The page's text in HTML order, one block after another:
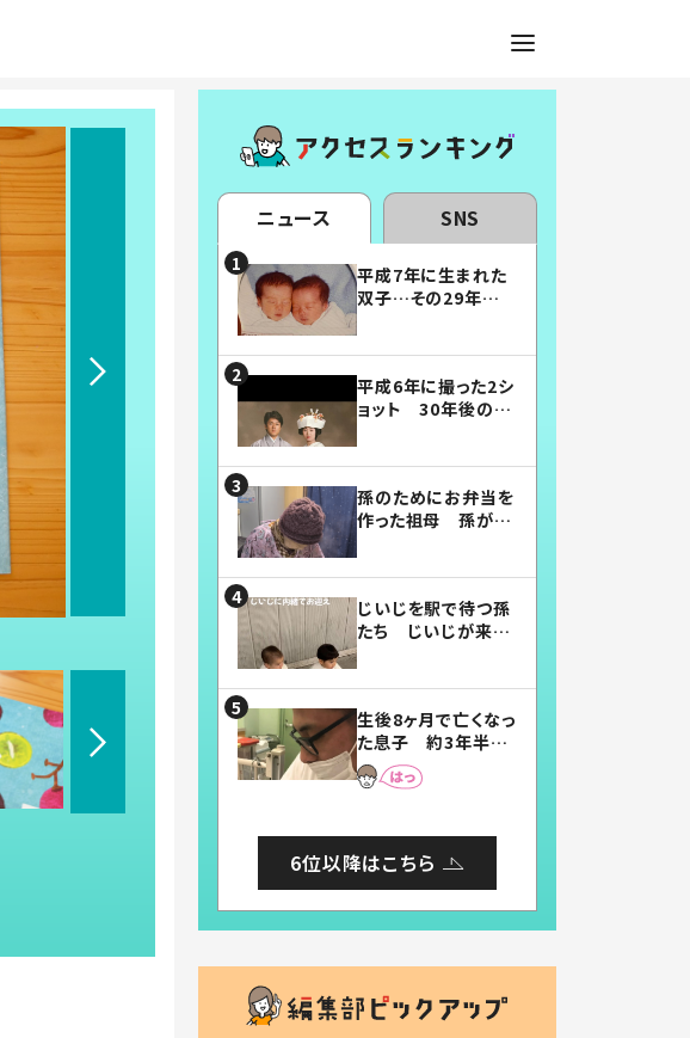
ニュース SNS
平成7年に生まれた
双子…その29年後
平成6年に撮った2シ
ョット 30年後の姿
孫のためにお弁当を
作った祖母 孫が絶
じいじを駅で待つ孫
たち じいじが来た
まらない」「幸せにな
れる」
生後8ヶ月で亡くなっ
た息子 約3年半
後、当時の妻の日記
に書いてあった本音
6位以降はこちら